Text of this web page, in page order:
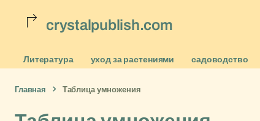
crystalpublish.com
Литература уход за растениями садоводство
Главная Таблица умножения